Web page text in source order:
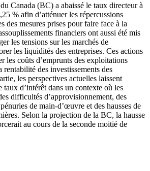
Canada (BC) a abaissé le taux directeur à
% afin d’atténuer les répercussions
des mesures prises pour faire face à la
financiers ont aussi été mis
les tensions sur les marchés de
les liquidités des entreprises. Ces actions
les coûts d’emprunts des exploitations
des investissements des
les perspectives actuelles laissent
taux d’intérêt dans un contexte où les
difficultés d’approvisionnement, des
de main-d’œuvre et des hausses de
Selon la projection de la BC, la hausse
au cours de la seconde moitié de